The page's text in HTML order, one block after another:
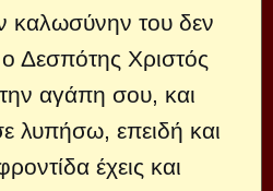
καλωσύνην του δεν
Δεσπότης Χριστός
την αγάπη σου, και
λυπήσω, επειδή και
έχεις και